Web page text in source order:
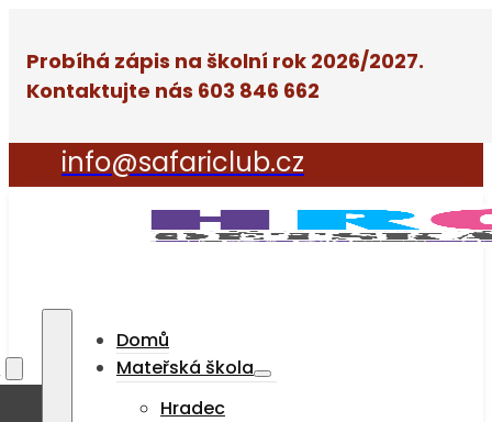
Probíhá zápis na školní rok 2026/2027.
Kontaktujte nás 603 846 662
info@safariclub.cz
Domů
Mateřská škola
Hradec